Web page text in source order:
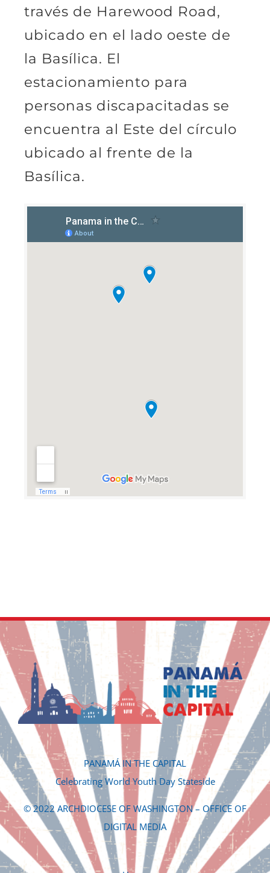
través de Harewood Road,
ubicado en el lado oeste de
la Basílica. El
estacionamiento para
personas discapacitadas se
encuentra al Este del círculo
ubicado al frente de la
Basílica.
PANAMÁ IN THE CAPITAL
Celebrating World Youth Day Stateside
© 2022 ARCHDIOCESE OF WASHINGTON – OFFICE OF
DIGITAL MEDIA